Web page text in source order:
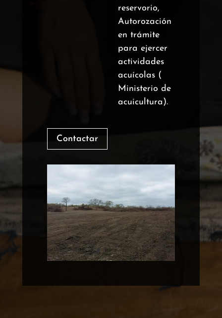
reservorio,
Autorozación
en trámite
para ejercer
actividades
acuícolas (
Ministerio de
acuicultura).
Contactar